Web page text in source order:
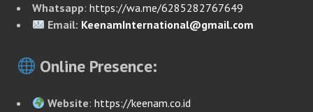
Whatsapp: https://wa.me/6285282767649
Email: KeenamInternational@gmail.com
Online Presence:
Website:https://keenam.co.id